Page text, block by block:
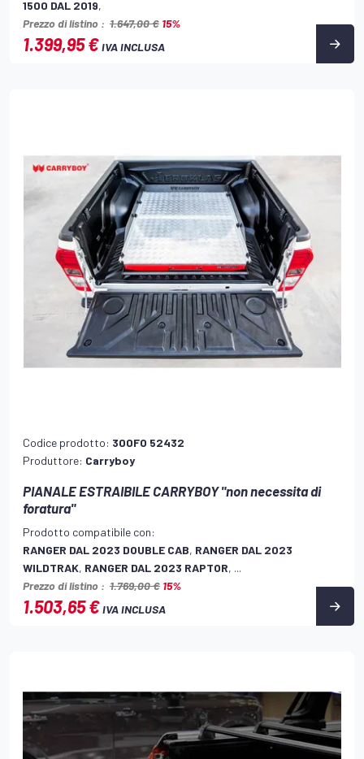
1500 DAL 2019,
Prezzo di listino : 1.647,00 € 15%
1.399,95 €IVA INCLUSA
Codice prodotto: 300FO 52432
Produttore: Carryboy
PIANALE ESTRAIBILE CARRYBOY "non necessita di
foratura"
Prodotto compatibile con:
RANGER DAL 2023 DOUBLE CAB, RANGER DAL 2023
WILDTRAK, RANGER DAL 2023 RAPTOR, ...
Prezzo di listino : 1.769,00 € 15%
1.503,65 €IVA INCLUSA